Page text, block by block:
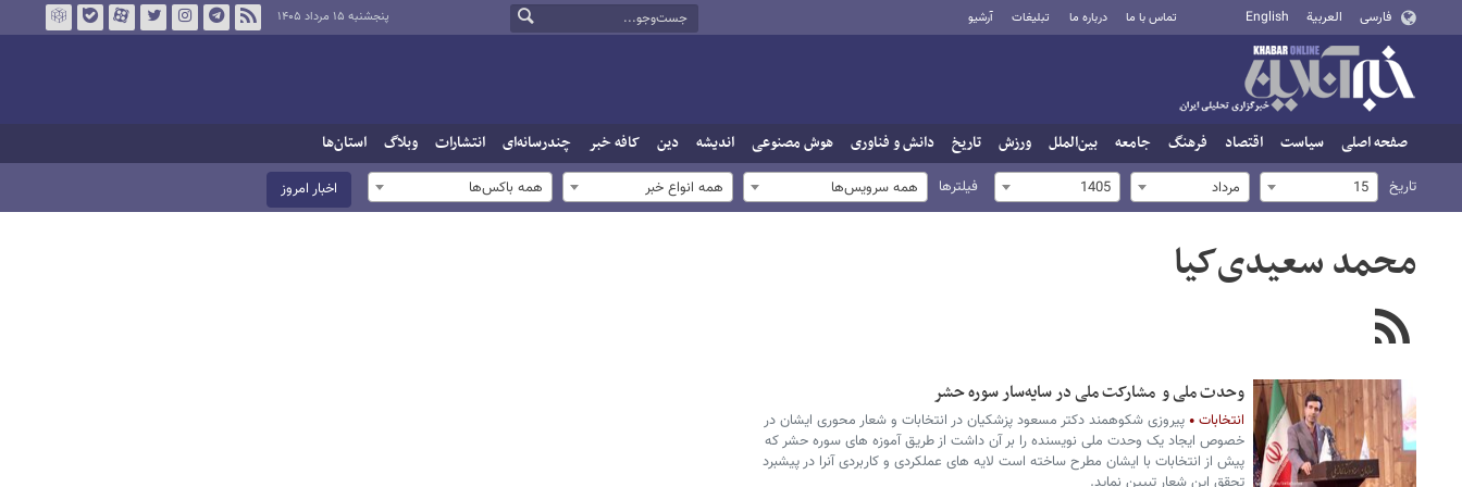
فارسی العربية English تماس با ما درباره ما تبلیغات آرشیو پنجشنبه ۱۵ مرداد ۱۴۰۵
صفحه اصلی سیاست اقتصاد فرهنگ جامعه بین‌الملل ورزش تاریخ دانش و فناوری هوش مصنوعی اندیشه دین کافه خبر چندرسانه‌ای انتشارات وبلاگ استان‌ها
تاریخ 15 مرداد 1405 فیلترها همه سرویس‌ها همه انواع خبر همه باکس‌ها اخبار امروز
محمد سعیدی‌کیا
وحدت ملی و مشارکت ملی در سایه‌سار سوره حشر
انتخابات
پیروزی شکوهمند دکتر مسعود پزشکیان در انتخابات و شعار محوری ایشان در
خصوص ایجاد یک وحدت ملی نویسنده را بر آن داشت از طریق آموزه های سوره حشر که
پیش از انتخابات با ایشان مطرح ساخته است لایه های عملکردی و کاربردی آنرا در پیشبرد
تحقق این شعار تبیین نماید.